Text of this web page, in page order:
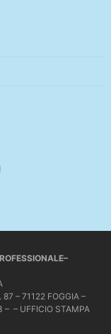
– 71122 FOGGIA –
– UFFICIO STAMPA